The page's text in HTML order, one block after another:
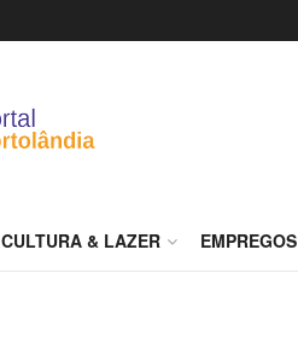
CULTURA & LAZER EMPREGOS